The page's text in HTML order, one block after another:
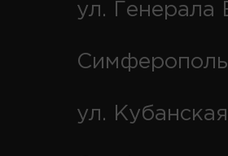
ул. Генерала
Симферополь
ул.